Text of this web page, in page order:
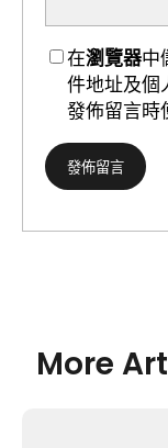
在瀏覽器中
件地址及個
發佈留言時
More